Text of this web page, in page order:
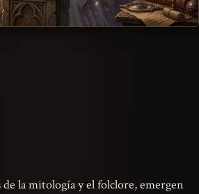
la mitología y el folclore, emergen